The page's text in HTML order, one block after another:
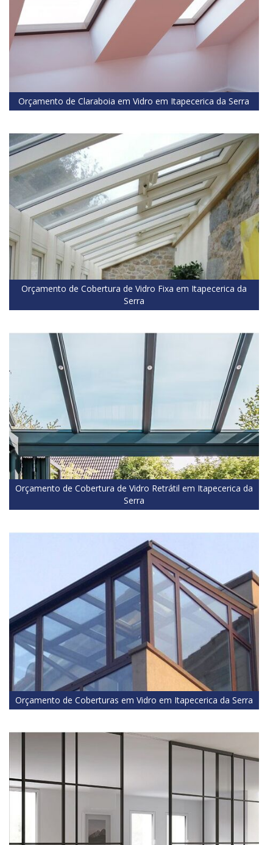
Orçamento de Claraboia em Vidro em Itapecerica da Serra
Orçamento de Cobertura de Vidro Fixa em Itapecerica da
Serra
Orçamento de Cobertura de Vidro Retrátil em Itapecerica da
Serra
Orçamento de Coberturas em Vidro em Itapecerica da Serra